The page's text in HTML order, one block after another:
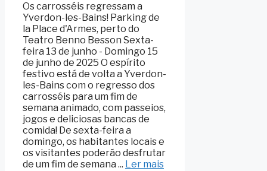
Os carrosséis regressam a
Yverdon-les-Bains! Parking de
la Place d'Armes, perto do
Teatro Benno Besson Sexta-
feira 13 de junho - Domingo 15
de junho de 2025 O espírito
festivo está de volta a Yverdon-
les-Bains com o regresso dos
carrosséis para um fim de
semana animado, com passeios,
jogos e deliciosas bancas de
comida! De sexta-feira a
domingo, os habitantes locais e
os visitantes poderão desfrutar
de um fim de semana ... Ler mais